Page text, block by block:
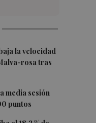
la velocidad
rosa tras
media sesión
puntos